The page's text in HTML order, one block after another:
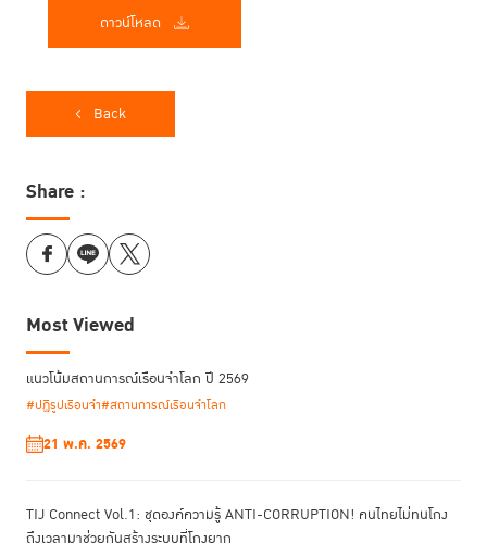
ดาวน์โหลด
Back
Share :
Most Viewed
แนวโน้มสถานการณ์เรือนจำโลก ปี 2569
#ปฏิรูปเรือนจำ#สถานการณ์เรือนจำโลก
21 พ.ค. 2569
TIJ Connect Vol.1: ชุดองค์ความรู้ ANTI-CORRUPTION! คนไทยไม่ทนโกง
ถึงเวลามาช่วยกันสร้างระบบที่โกงยาก